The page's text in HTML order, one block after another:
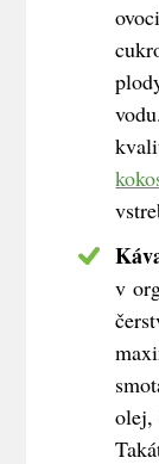
v
olej,